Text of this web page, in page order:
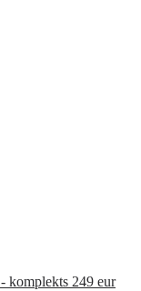
249 eur